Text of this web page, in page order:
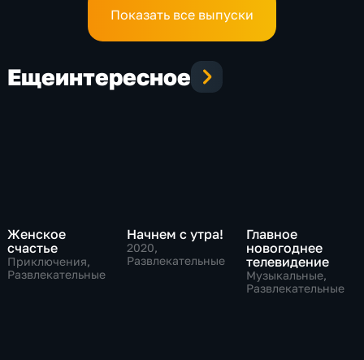
Показать все выпуски
Ещеинтересное
Женское
счастье
Приключения,
Развлекательные
Начнем с утра!
2020,
Развлекательные
Главное
новогоднее
телевидение
Музыкальные,
Развлекательные